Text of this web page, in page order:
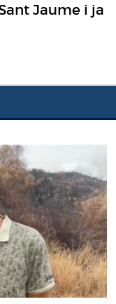
Jaume i ja